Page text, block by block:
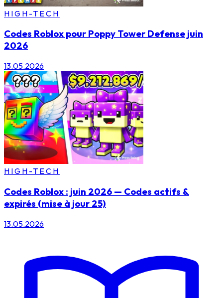
HIGH-TECH
Codes Roblox pour Poppy Tower Defense juin
2026
13.05.2026
HIGH-TECH
Codes Roblox : juin 2026 — Codes actifs &
expirés (mise à jour 25)
13.05.2026